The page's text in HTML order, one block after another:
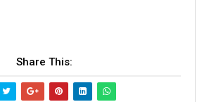
Share This: